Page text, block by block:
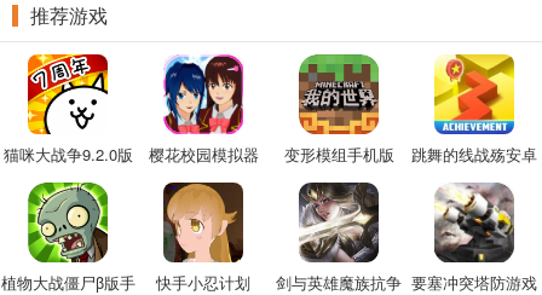
推荐游戏
猫咪大战争9.2.0版
本
樱花校园模拟器
2022中文版
变形模组手机版
跳舞的线战殇安卓
版
植物大战僵尸β版手
快手小忍计划
剑与英雄魔族抗争 要塞冲突塔防游戏